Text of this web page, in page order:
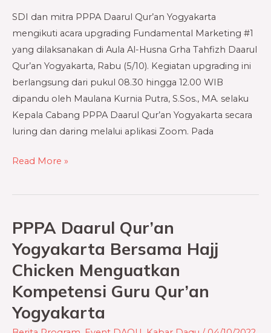
SDI dan mitra PPPA Daarul Qur’an Yogyakarta
mengikuti acara upgrading Fundamental Marketing #1
yang dilaksanakan di Aula Al-Husna Grha Tahfizh Daarul
Qur’an Yogyakarta, Rabu (5/10). Kegiatan upgrading ini
berlangsung dari pukul 08.30 hingga 12.00 WIB
dipandu oleh Maulana Kurnia Putra, S.Sos., MA. selaku
Kepala Cabang PPPA Daarul Qur’an Yogyakarta secara
luring dan daring melalui aplikasi Zoom. Pada
Resesi
Read More »
PPPA Daarul Qur’an
Yogyakarta Bersama Hajj
Chicken Menguatkan
Kompetensi Guru Qur’an
Yogyakarta
PPPA
Qur’an
Yogyakarta
Bersama
Hajj
Chicken